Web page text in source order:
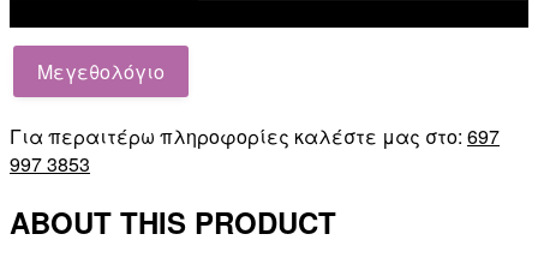
Μεγεθολόγιο
Για περαιτέρω πληροφορίες καλέστε μας στο: 697
997 3853
ABOUT THIS PRODUCT